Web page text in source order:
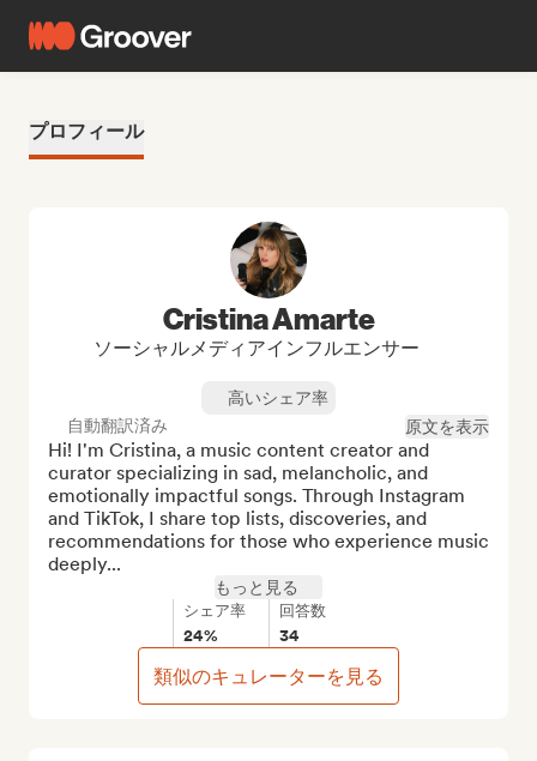
プロフィール
Cristina Amarte
ソーシャルメディアインフルエンサー
高いシェア率
自動翻訳済み
原文を表示
Hi! I'm Cristina, a music content creator and
curator specializing in sad, melancholic, and
emotionally impactful songs. Through Instagram
and TikTok, I share top lists, discoveries, and
recommendations for those who experience music
deeply...
もっと見る
シェア率
24%
回答数
34
類似のキュレーターを見る